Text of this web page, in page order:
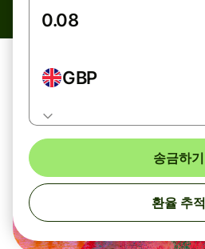
GBP
송금하기
환율 추적